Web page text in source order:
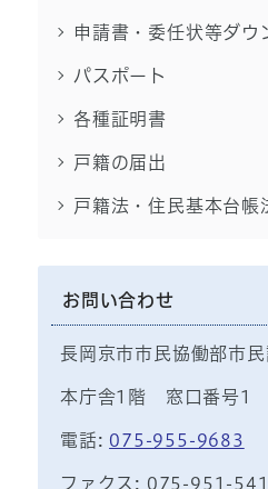
申請書・委任状等ダウ
パスポート
各種証明書
戸籍の届出
戸籍法・住民基本台帳
お問い合わせ
長岡京市市民協働部市
本庁舎1階 窓口番号1
電話: 075-955-9683
ファクス: 075-951-